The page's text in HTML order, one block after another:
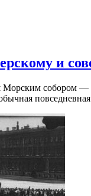
и
собором —